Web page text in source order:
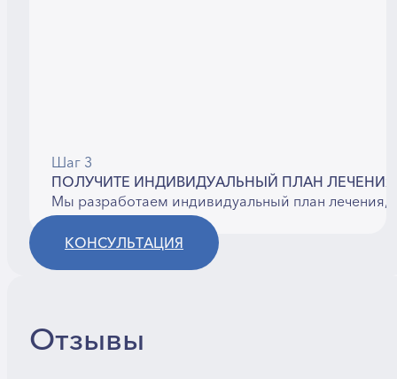
Шаг 3
ПОЛУЧИТЕ ИНДИВИДУАЛЬНЫЙ ПЛАН ЛЕЧЕНИЯ
Мы разработаем индивидуальный план
КОНСУЛЬТАЦИЯ
Отзывы